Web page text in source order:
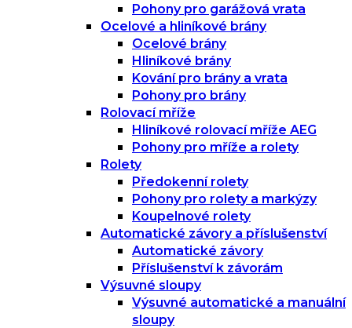
Pohony pro garážová vrata
Ocelové a hliníkové brány
Ocelové brány
Hliníkové brány
Kování pro brány a vrata
Pohony pro brány
Rolovací mříže
Hliníkové rolovací mříže AEG
Pohony pro mříže a rolety
Rolety
Předokenní rolety
Pohony pro rolety a markýzy
Koupelnové rolety
Automatické závory a příslušenství
Automatické závory
Příslušenství k závorám
Výsuvné sloupy
Výsuvné automatické a manuální
sloupy